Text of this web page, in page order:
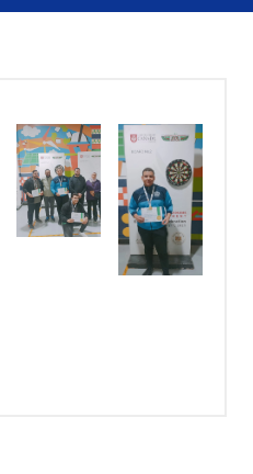
الدراسات
طلبة
الأكاديمية
البحث